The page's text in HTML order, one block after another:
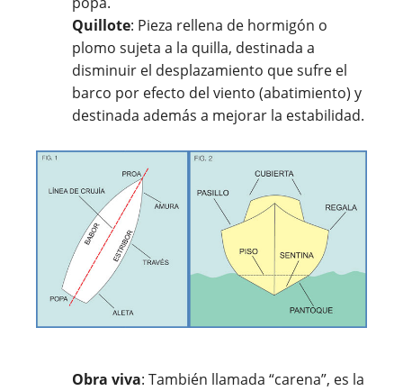
Quillote: Pieza rellena de hormigón o
plomo sujeta a la quilla, destinada a
disminuir el desplazamiento que sufre el
barco por efecto del viento (abatimiento) y
destinada además a mejorar la estabilidad.
Obra viva: También llamada “carena”, es la